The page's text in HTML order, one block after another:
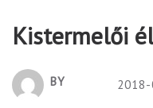
Kistermelői
BY